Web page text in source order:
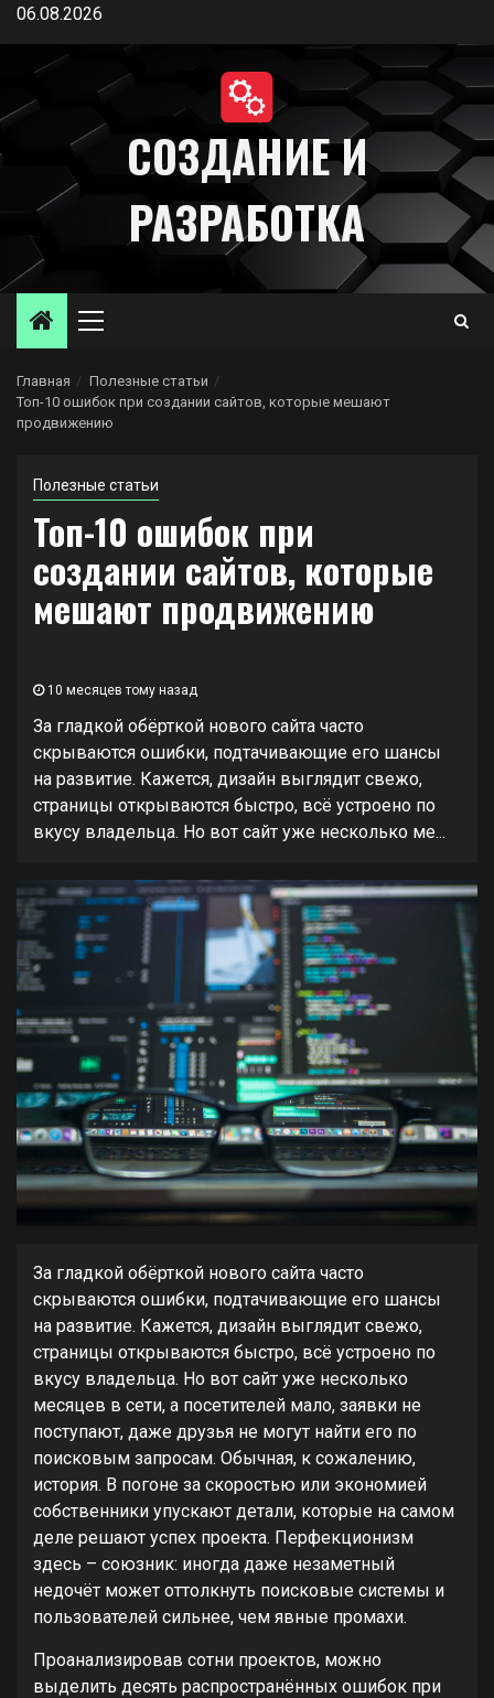
Перейти
содержимому
06.08.2026
СОЗДАНИЕ И
РАЗРАБОТКА
Основное
Главная
Полезные статьи
Топ-10 ошибок при создании сайтов, которые мешают
продвижению
Полезные статьи
Топ-10 ошибок при
создании сайтов, которые
мешают продвижению
10 месяцев тому назад
За гладкой обёрткой нового сайта часто
скрываются ошибки, подтачивающие его шансы
на развитие. Кажется, дизайн выглядит свежо,
страницы открываются быстро, всё устроено по
вкусу владельца. Но вот сайт уже несколько ме...
За гладкой обёрткой нового сайта часто
скрываются ошибки, подтачивающие его шансы
на развитие. Кажется, дизайн выглядит свежо,
страницы открываются быстро, всё устроено по
вкусу владельца. Но вот сайт уже несколько
месяцев в сети, а посетителей мало, заявки не
поступают, даже друзья не могут найти его по
поисковым запросам. Обычная, к сожалению,
история. В погоне за скоростью или экономией
собственники упускают детали, которые на самом
деле решают успех проекта. Перфекционизм
здесь – союзник: иногда даже незаметный
недочёт может оттолкнуть поисковые системы и
пользователей сильнее, чем явные промахи.
Проанализировав сотни проектов, можно
выделить десять распространённых ошибок при